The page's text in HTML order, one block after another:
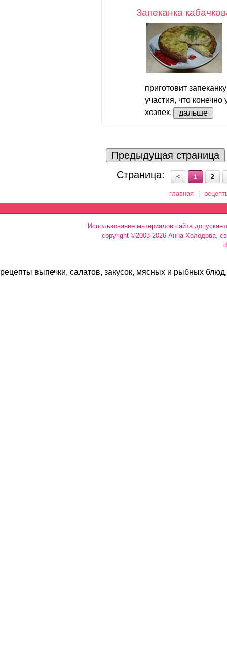
Запеканка
приготовит
участия, что
хозяек.
дальше
Предыдущая страница
Страница:
< 1 2
главная
Использование материалов сайта
copyright ©2003-2026 Анна Холодова,
рецепты выпечки, салатов, закусок, мясных и рыбных